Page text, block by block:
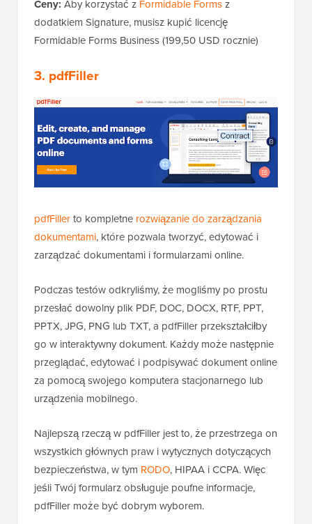
Ceny: Aby korzystać z Formidable Formsz
dodatkiem Signature, musisz kupić licencję
Formidable Forms Business (199,50 USD rocznie)
3. pdfFiller
pdfFillerto kompletne rozwiązanie do zarządzania
dokumentami, które pozwala tworzyć, edytować i
zarządzać dokumentami i formularzami online.
Podczas testów odkryliśmy, że mogliśmy po prostu
przesłać dowolny plik PDF, DOC, DOCX, RTF, PPT,
PPTX, JPG, PNG lub TXT, a pdfFiller przekształciłby
go w interaktywny dokument. Każdy może następnie
przeglądać, edytować i podpisywać dokument online
za pomocą swojego komputera stacjonarnego lub
urządzenia mobilnego.
Najlepszą rzeczą w pdfFiller jest to, że przestrzega on
wszystkich głównych praw i wytycznych dotyczących
bezpieczeństwa, w tym RODO, HIPAA i CCPA. Więc
jeśli Twój formularz obsługuje poufne informacje,
pdfFiller może być dobrym wyborem.